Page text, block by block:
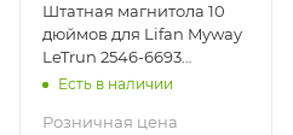
Штатная магнитола 10
дюймов для Lifan Myway
LeTrun 2546-6693
Android 12 MTK 2+32 Gb
Есть в наличии
Розничная цена